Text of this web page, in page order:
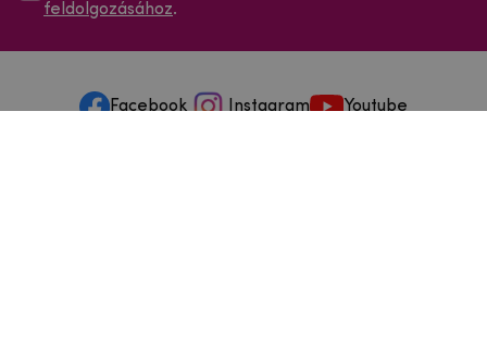
feldolgozásához.
Facebook Instagram Youtube